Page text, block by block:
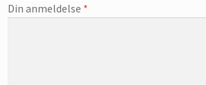
Din anmeldelse *